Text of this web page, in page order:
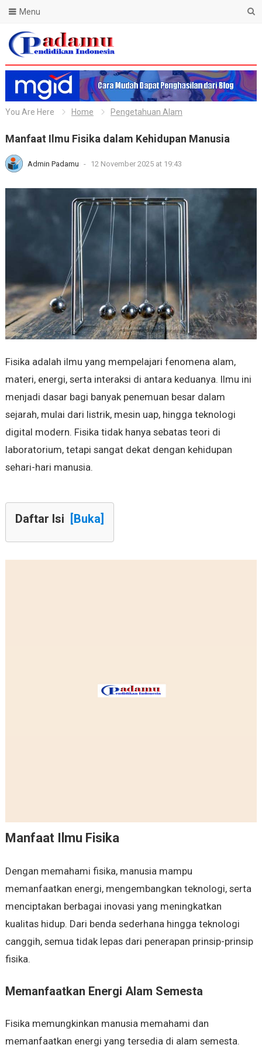
Blog Padamu
Menu
You Are Here Home Pengetahuan Alam
Manfaat Ilmu Fisika dalam Kehidupan Manusia
Admin Padamu - 12 November 2025 at 19:43
Fisika adalah ilmu yang mempelajari fenomena alam,
materi, energi, serta interaksi di antara keduanya. Ilmu ini
menjadi dasar bagi banyak penemuan besar dalam
sejarah, mulai dari listrik, mesin uap, hingga teknologi
digital modern. Fisika tidak hanya sebatas teori di
laboratorium, tetapi sangat dekat dengan kehidupan
sehari-hari manusia.
Daftar Isi [Buka]
Manfaat Ilmu Fisika
Dengan memahami fisika, manusia mampu
memanfaatkan energi, mengembangkan teknologi, serta
menciptakan berbagai inovasi yang meningkatkan
kualitas hidup. Dari benda sederhana hingga teknologi
canggih, semua tidak lepas dari penerapan prinsip-prinsip
fisika.
Memanfaatkan Energi Alam Semesta
Fisika memungkinkan manusia memahami dan
memanfaatkan energi yang tersedia di alam semesta.